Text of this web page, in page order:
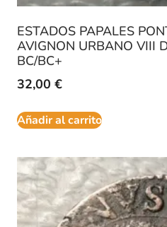
ESTADOS PAPALES
AVIGNON URBANO VIII
BC/BC+
32,00 €
Añadir al carrito